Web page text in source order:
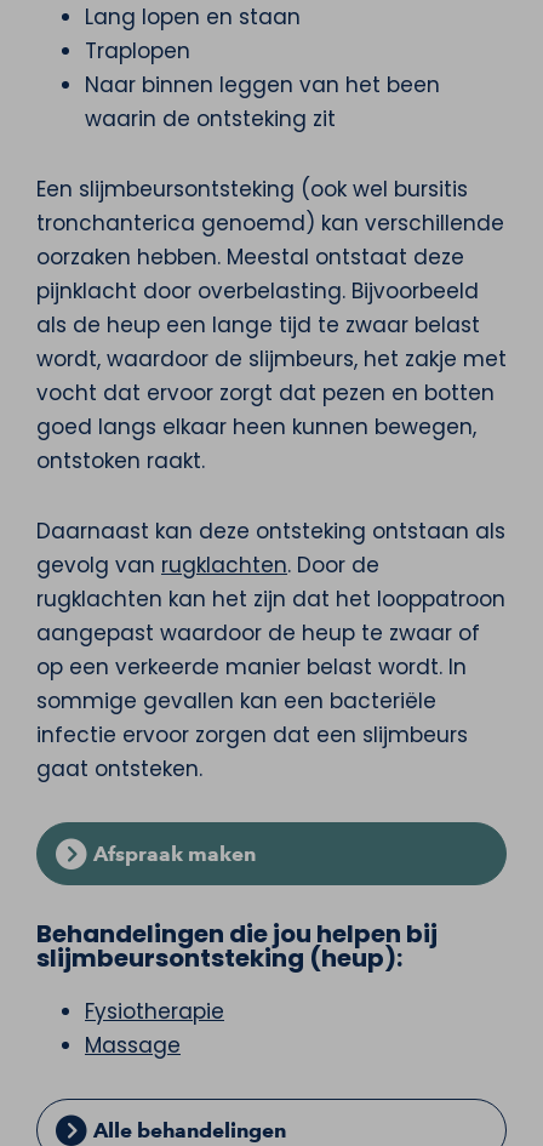
Lang lopen en staan
Traplopen
Naar binnen leggen van het been
waarin de ontsteking zit
Een slijmbeursontsteking (ook wel bursitis
tronchanterica genoemd) kan verschillende
oorzaken hebben. Meestal ontstaat deze
pijnklacht door overbelasting. Bijvoorbeeld
als de heup een lange tijd te zwaar belast
wordt, waardoor de slijmbeurs, het zakje met
vocht dat ervoor zorgt dat pezen en botten
goed langs elkaar heen kunnen bewegen,
ontstoken raakt.
Daarnaast kan deze ontsteking ontstaan als
gevolg van rugklachten. Door de
rugklachten kan het zijn dat het looppatroon
aangepast waardoor de heup te zwaar of
op een verkeerde manier belast wordt. In
sommige gevallen kan een bacteriële
infectie ervoor zorgen dat een slijmbeurs
gaat ontsteken.
Afspraak maken
Behandelingen die jou helpen bij
slijmbeursontsteking (heup):
Fysiotherapie
Massage
Alle behandelingen